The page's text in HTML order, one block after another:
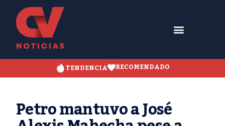
TENDENCIA RECOMENDADO
Petro mantuvo a José